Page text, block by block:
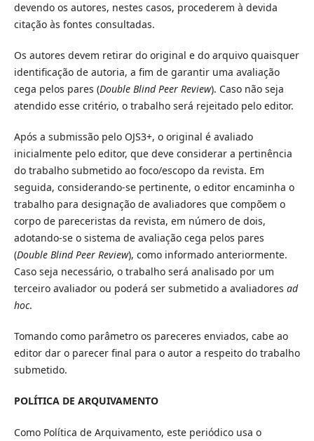
devendo os autores, nestes casos, procederem à devida
citação às fontes consultadas.
Os autores devem retirar do original e do arquivo quaisquer
identificação de autoria, a fim de garantir uma avaliação
cega pelos pares (Double Blind Peer Review). Caso não seja
atendido esse critério, o trabalho será rejeitado pelo editor.
Após a submissão pelo OJS3+, o original é avaliado
inicialmente pelo editor, que deve considerar a pertinência
do trabalho submetido ao foco/escopo da revista. Em
seguida, considerando-se pertinente, o editor encaminha o
trabalho para designação de avaliadores que compõem o
corpo de pareceristas da revista, em número de dois,
adotando-se o sistema de avaliação cega pelos pares
(Double Blind Peer Review), como informado anteriormente.
Caso seja necessário, o trabalho será analisado por um
terceiro avaliador ou poderá ser submetido a avaliadores ad
hoc.
Tomando como parâmetro os pareceres enviados, cabe ao
editor dar o parecer final para o autor a respeito do trabalho
submetido.
POLÍTICA DE ARQUIVAMENTO
Como Política de Arquivamento, este periódico usa o